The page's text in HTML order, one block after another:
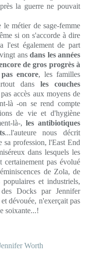
la guerre ne pouvait
métier de sage-femme
si on s'accorde à dire
l'est également de part
ansdans les années
de gros progrès à
encore, les familles
dans les couches
accès aux moyens de
là -on se rend compte
de vie et d'hygiène
là-,les antibiotiques
...l'auteure nous décrit
sa profession, l'East End
dans lesquels les
pas évolué
de Zola, de
et industriels,
Docks par Jennifer
dévouée, n'exerçait pas
soixante...!